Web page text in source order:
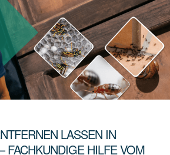
LASSEN IN
FACHKUNDIGE HILFE VOM